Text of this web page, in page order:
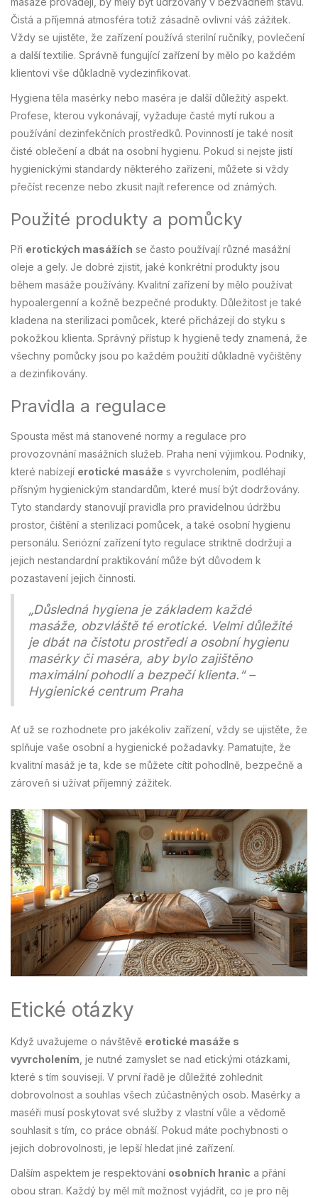
Čistá a příjemná atmosféra totiž zásadně ovlivní váš zážitek.
Vždy se ujistěte, že zařízení používá sterilní ručníky, povlečení
a další textilie. Správně fungující zařízení by mělo po každém
klientovi vše důkladně vydezinfikovat.
Hygiena těla masérky nebo maséra je další důležitý aspekt.
Profese, kterou vykonávají, vyžaduje časté mytí rukou a
používání dezinfekčních prostředků. Povinností je také nosit
čisté oblečení a dbát na osobní hygienu. Pokud si nejste jistí
hygienickými standardy některého zařízení, můžete si vždy
přečíst recenze nebo zkusit najít reference od známých.
Použité produkty a pomůcky
Při erotických masážích se často používají různé masážní
oleje a gely. Je dobré zjistit, jaké konkrétní produkty jsou
během masáže používány. Kvalitní zařízení by mělo používat
hypoalergenní a kožně bezpečné produkty. Důležitost je také
kladena na sterilizaci pomůcek, které přicházejí do styku s
pokožkou klienta. Správný přístup k hygieně tedy znamená, že
všechny pomůcky jsou po každém použití důkladně vyčištěny
a dezinfikovány.
Pravidla a regulace
Spousta měst má stanovené normy a regulace pro
provozovnání masážních služeb. Praha není výjimkou. Podniky,
které nabízejí erotické masáže s vyvrcholením, podléhají
přísným hygienickým standardům, které musí být dodržovány.
Tyto standardy stanovují pravidla pro pravidelnou údržbu
prostor, čištění a sterilizaci pomůcek, a také osobní hygienu
personálu. Seriózní zařízení tyto regulace striktně dodržují a
jejich nestandardní praktikování může být důvodem k
pozastavení jejich činnosti.
„Důsledná hygiena je základem každé
masáže, obzvláště té erotické. Velmi důležité
je dbát na čistotu prostředí a osobní hygienu
masérky či maséra, aby bylo zajištěno
maximální pohodlí a bezpečí klienta.“ –
Hygienické centrum Praha
Ať už se rozhodnete pro jakékoliv zařízení, vždy se ujistěte, že
splňuje vaše osobní a hygienické požadavky. Pamatujte, že
kvalitní masáž je ta, kde se můžete cítit pohodlně, bezpečně a
zároveň si užívat příjemný zážitek.
Etické otázky
Když uvažujeme o návštěvě erotické masáže s
vyvrcholením , je nutné zamyslet se nad etickými otázkami,
které s tím souvisejí. V první řadě je důležité zohlednit
dobrovolnost a souhlas všech zúčastněných osob. Masérky a
maséři musí poskytovat své služby z vlastní vůle a vědomě
souhlasit s tím, co práce obnáší. Pokud máte pochybnosti o
jejich dobrovolnosti, je lepší hledat jiné zařízení.
Dalším aspektem je respektování osobních hranic a přání
obou stran. Každý by měl mít možnost vyjádřit, co je pro něj